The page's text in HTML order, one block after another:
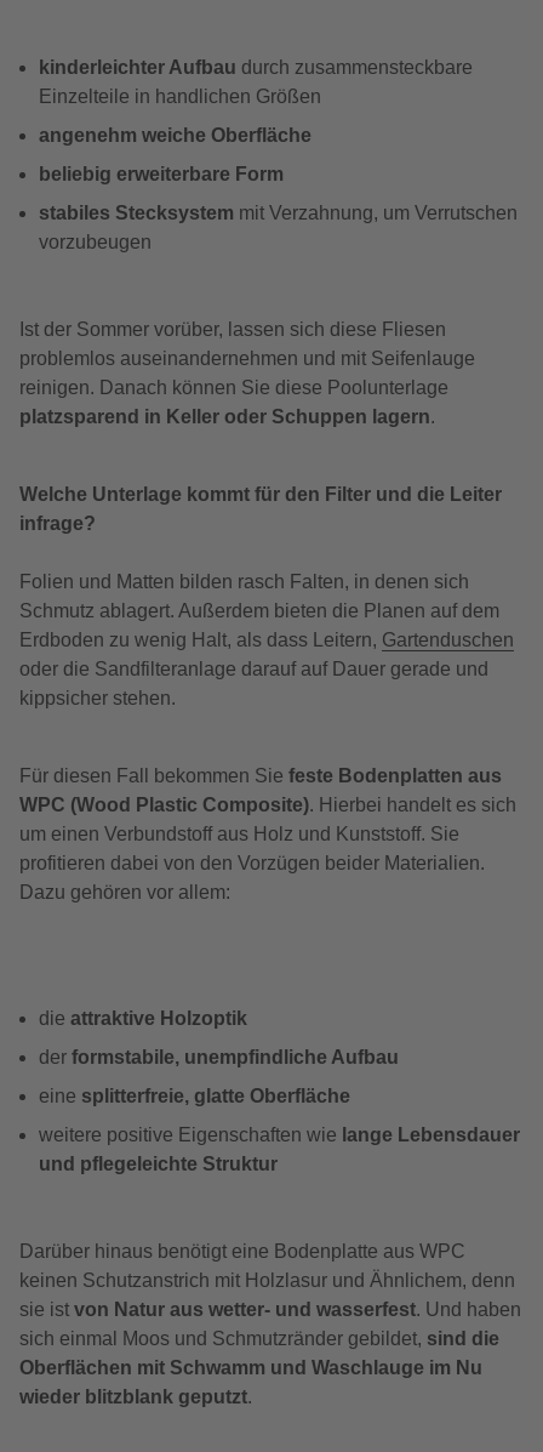
kinderleichter Aufbau durch zusammensteckbare
Einzelteile in handlichen Größen
angenehm weiche Oberfläche
beliebig erweiterbare Form
stabiles Stecksystem mit Verzahnung, um Verrutschen
vorzubeugen
Ist der Sommer vorüber, lassen sich diese Fliesen
problemlos auseinandernehmen und mit Seifenlauge
reinigen. Danach können Sie diese Poolunterlage
platzsparend in Keller oder Schuppen lagern.
Welche Unterlage kommt für den Filter und die Leiter
infrage?
Folien und Matten bilden rasch Falten, in denen sich
Schmutz ablagert. Außerdem bieten die Planen auf dem
Erdboden zu wenig Halt, als dass Leitern, Gartenduschen
oder die Sandfilteranlage darauf auf Dauer gerade und
kippsicher stehen.
Für diesen Fall bekommen Sie feste Bodenplatten aus
WPC (Wood Plastic Composite). Hierbei handelt es sich
um einen Verbundstoff aus Holz und Kunststoff. Sie
profitieren dabei von den Vorzügen beider Materialien.
Dazu gehören vor allem:
die attraktive Holzoptik
der formstabile, unempfindliche Aufbau
eine splitterfreie, glatte Oberfläche
weitere positive Eigenschaften wie lange Lebensdauer
und pflegeleichte Struktur
Darüber hinaus benötigt eine Bodenplatte aus WPC
keinen Schutzanstrich mit Holzlasur und Ähnlichem, denn
sie ist von Natur aus wetter- und wasserfest. Und haben
sich einmal Moos und Schmutzränder gebildet, sind die
Oberflächen mit Schwamm und Waschlauge im Nu
wieder blitzblank geputzt.